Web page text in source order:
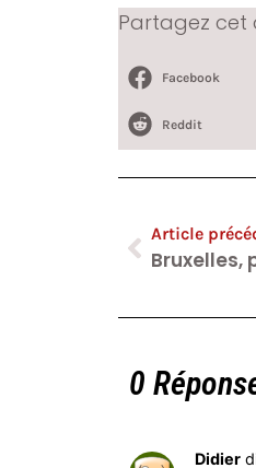
Partagez cet
Facebook
Reddit
Article
Bruxelles,
0
Didier